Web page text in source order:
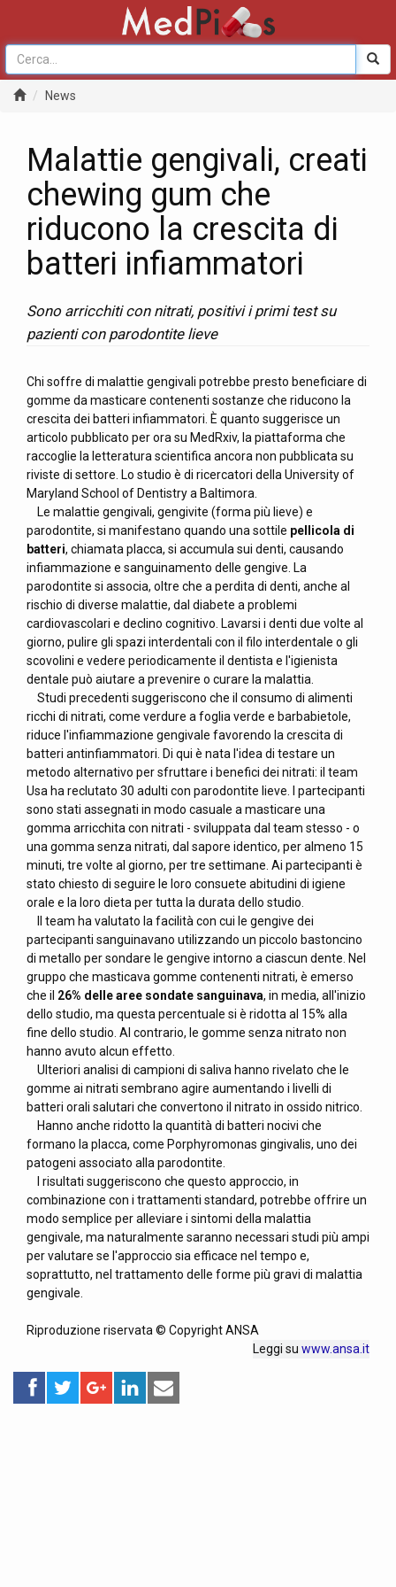
News
Malattie gengivali, creati
chewing gum che
riducono la crescita di
batteri infiammatori
Sono arricchiti con nitrati, positivi i primi test su
pazienti con parodontite lieve
Chi soffre di malattie gengivali potrebbe presto beneficiare di
gomme da masticare contenenti sostanze che riducono la
crescita dei batteri infiammatori. È quanto suggerisce un
articolo pubblicato per ora su MedRxiv, la piattaforma che
raccoglie la letteratura scientifica ancora non pubblicata su
riviste di settore. Lo studio è di ricercatori della University of
Maryland School of Dentistry a Baltimora.
Le malattie gengivali, gengivite (forma più lieve) e
parodontite, si manifestano quando una sottile pellicola di
batteri, chiamata placca, si accumula sui denti, causando
infiammazione e sanguinamento delle gengive. La
parodontite si associa, oltre che a perdita di denti, anche al
rischio di diverse malattie, dal diabete a problemi
cardiovascolari e declino cognitivo. Lavarsi i denti due volte al
giorno, pulire gli spazi interdentali con il filo interdentale o gli
scovolini e vedere periodicamente il dentista e l'igienista
dentale può aiutare a prevenire o curare la malattia.
Studi precedenti suggeriscono che il consumo di alimenti
ricchi di nitrati, come verdure a foglia verde e barbabietole,
riduce l'infiammazione gengivale favorendo la crescita di
batteri antinfiammatori. Di qui è nata l'idea di testare un
metodo alternativo per sfruttare i benefici dei nitrati: il team
Usa ha reclutato 30 adulti con parodontite lieve. I partecipanti
sono stati assegnati in modo casuale a masticare una
gomma arricchita con nitrati - sviluppata dal team stesso - o
una gomma senza nitrati, dal sapore identico, per almeno 15
minuti, tre volte al giorno, per tre settimane. Ai partecipanti è
stato chiesto di seguire le loro consuete abitudini di igiene
orale e la loro dieta per tutta la durata dello studio.
Il team ha valutato la facilità con cui le gengive dei
partecipanti sanguinavano utilizzando un piccolo bastoncino
di metallo per sondare le gengive intorno a ciascun dente. Nel
gruppo che masticava gomme contenenti nitrati, è emerso
che il 26% delle aree sondate sanguinava, in media, all'inizio
dello studio, ma questa percentuale si è ridotta al 15% alla
fine dello studio. Al contrario, le gomme senza nitrato non
hanno avuto alcun effetto.
Ulteriori analisi di campioni di saliva hanno rivelato che le
gomme ai nitrati sembrano agire aumentando i livelli di
batteri orali salutari che convertono il nitrato in ossido nitrico.
Hanno anche ridotto la quantità di batteri nocivi che
formano la placca, come Porphyromonas gingivalis, uno dei
patogeni associato alla parodontite.
I risultati suggeriscono che questo approccio, in
combinazione con i trattamenti standard, potrebbe offrire un
modo semplice per alleviare i sintomi della malattia
gengivale, ma naturalmente saranno necessari studi più ampi
per valutare se l'approccio sia efficace nel tempo e,
soprattutto, nel trattamento delle forme più gravi di malattia
gengivale.
Riproduzione riservata © Copyright ANSA
Leggi su www.ansa.it